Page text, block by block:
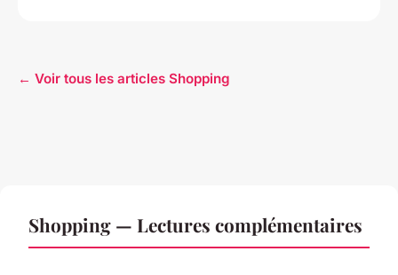
← Voir tous les articles Shopping
Shopping — Lectures complémentaires